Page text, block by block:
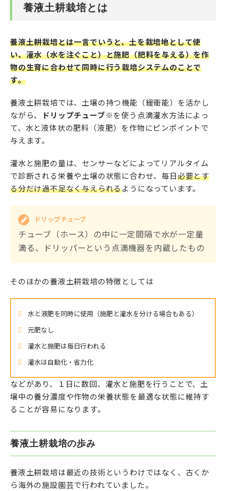
養液土耕栽培とは
養液土耕栽培とは一言でいうと、土を栽培地として使
い、灌水（水を注ぐこと）と施肥（肥料を与える）を作
物の生育に合わせて同時に行う栽培システムのことで
す。
養液土耕栽培では、土壌の持つ機能（緩衝能）を活かし
ながら、
ドリップチューブ※を使う点滴灌水方法によっ
て、水と液体状の肥料（液肥）を作物にピンポイントで
与えます。
灌水と施肥の量は、センサーなどによってリアルタイム
で診断される栄養や土壌の状態に合わせ、毎日 必要とす
る分だけ過不足なく与えられるようになっています。
ドリップチューブ
チューブ（ホース）の中に一定間隔で水が一定量
滴る、ドリッパーという点滴機器を内蔵したもの
そのほかの養液土耕栽培の特徴としては
水と液肥を同時に使用（施肥と灌水を分ける場合もある）
元肥なし
灌水と施肥は毎日行われる
灌水は自動化・省力化
などがあり、１日に数回、灌水と施肥を行うことで、土
壌中の養分濃度や作物の栄養状態を最適な状態に維持す
ることが容易になります。
養液土耕栽培の歩み
養液土耕栽培は最近の技術というわけではなく、古くか
ら海外の施設園芸で行われていました。